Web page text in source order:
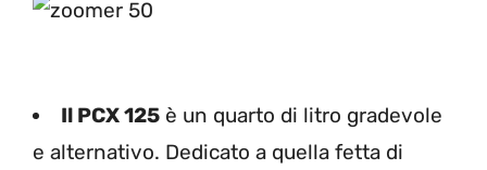
Il PCX 125 è un quarto di litro gradevole
e alternativo. Dedicato a quella fetta di